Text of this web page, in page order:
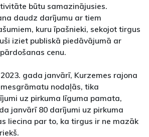
būtu samazinājusies.
daudz darījumu ar tiem
kuru īpašnieki, sekojot tirgus
iziet publiskā piedāvājumā ar
cenu.
gada janvārī, Kurzemes rajona
nodaļās, tika
uz pirkuma līguma pamata,
janvārī 80 darījumi uz pirkuma
liecina par to, ka tirgus ir ne mazāk